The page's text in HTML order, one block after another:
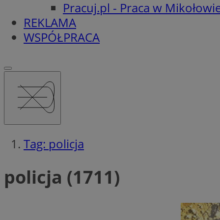
Pracuj.pl - Praca w
REKLAMA
WSPÓŁPRACA
Tag: policja
policja (1711)